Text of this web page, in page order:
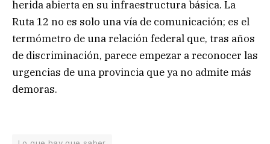
herida abierta en su infraestructura básica. La
Ruta 12 no es solo una vía de comunicación; es el
termómetro de una relación federal que, tras años
de discriminación, parece empezar a reconocer las
urgencias de una provincia que ya no admite más
demoras.